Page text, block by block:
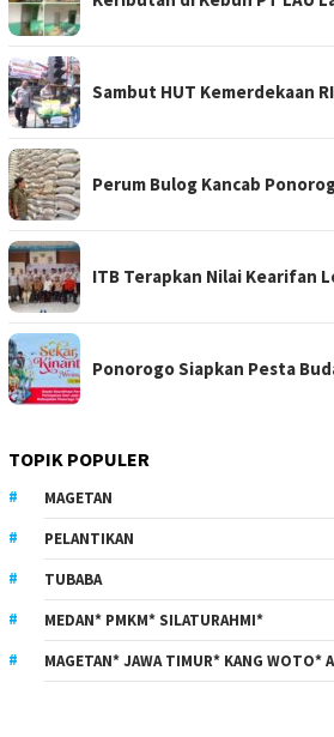
Sambut HUT Kemerdekaan
Perum Bulog Kancab
ITB Terapkan Nilai Kearifan
Ponorogo Siapkan Pesta
TOPIK POPULER
MAGETAN
PELANTIKAN
TUBABA
MEDAN* PMKM* SILATURAHMI*
MAGETAN* JAWA TIMUR* KANG WOTO*